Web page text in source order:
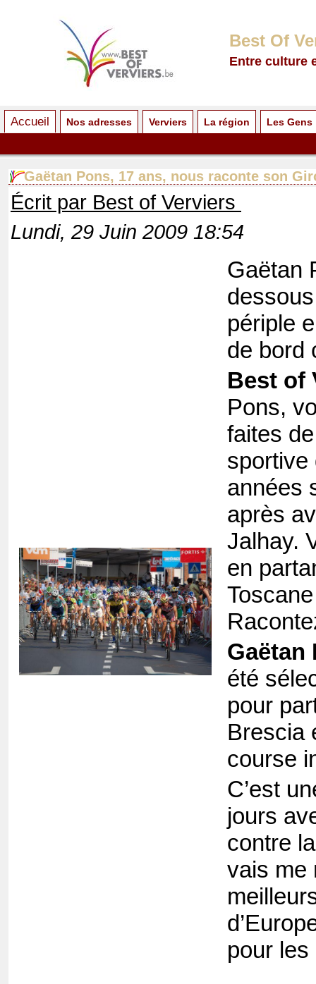
Best Of
Entre culture
Accueil Nos adresses Verviers La région Les Gens
Gaëtan Pons, 17 ans, nous raconte son
Écrit par Best of Verviers
Lundi, 29 Juin 2009 18:54
Gaëtan
périple
de bord
Best of
Pons,
faites
sportive
années
après
Jalhay.
en
Gaëtan
été
pour
Brescia
course
C’est
jours
contre
vais me
pour